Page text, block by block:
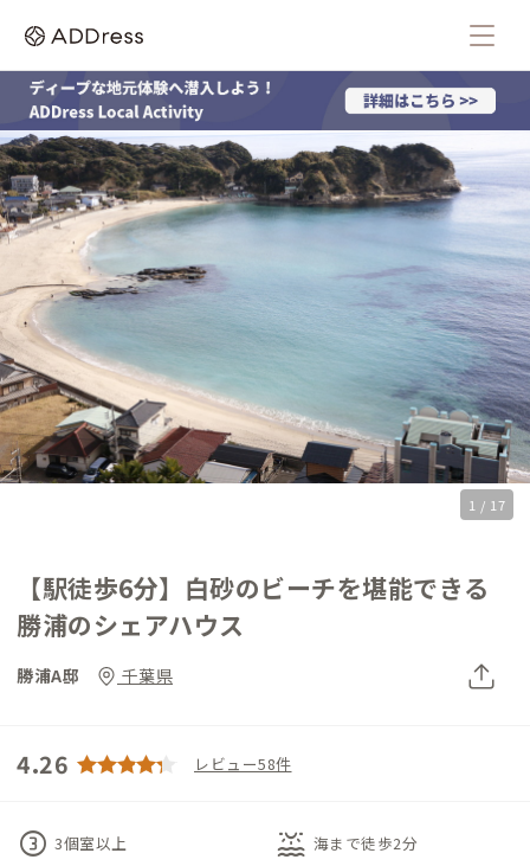
1 / 17
【駅徒歩6分】白砂のビーチを堪能できる
勝浦のシェアハウス
勝浦A邸 千葉県
4.26 レビュー58件
counter_3 3個室以上 water_lux 海まで徒歩2分